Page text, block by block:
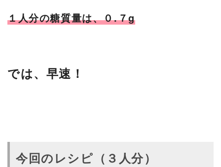
１人分の糖質量は、０.７g
では、早速！
今回のレシピ（３人分）